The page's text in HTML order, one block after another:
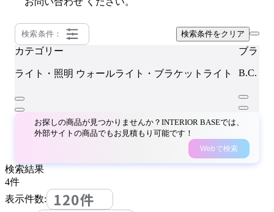
検索条件： 検索条件をクリア
カテゴリー
ライト・照明 ウォールライト・ブラケットライト
ブラン
B.C.
お探しの商品が見つかりませんか？INTERIOR BASEでは、
外部サイトの商品でもお見積もり可能です！
Webで検索
検索結果
4件
表示件数:
120件